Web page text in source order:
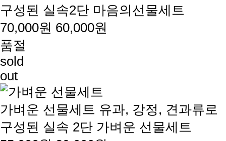
구성된 실속2단 마음의선물세트
70,000원 60,000원
품절
sold
out
가벼운 선물세트 유과, 강정, 견과류로
구성된 실속 2단 가벼운 선물세트